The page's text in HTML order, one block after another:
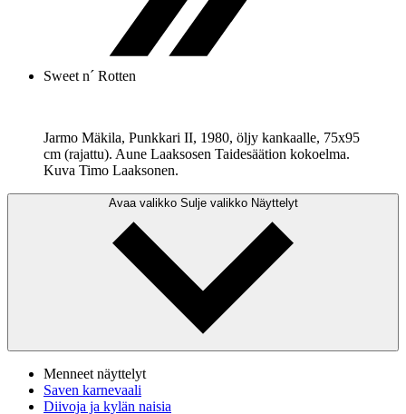
Sweet n´ Rotten
Jarmo Mäkila, Punkkari II, 1980, öljy kankaalle, 75x95
cm (rajattu). Aune Laaksosen Taidesäätion kokoelma.
Kuva Timo Laaksonen.
Avaa valikko Sulje valikko Näyttelyt
Menneet näyttelyt
Saven karnevaali
Diivoja ja kylän naisia